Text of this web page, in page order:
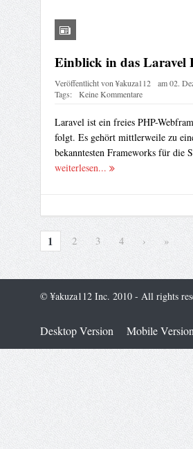
Einblick in das Laravel
Veröffentlicht von¥akuza112 am02.
Tags:
Keine Kommentare
Laravel ist ein freies PHP-
folgt. Es gehört mittlerweile zu
bekanntesten Frameworks für die
weiterlesen...
1 2 3 4 › »
© ¥akuza112 Inc. 2010 - All rights
Desktop Version Mobile Version